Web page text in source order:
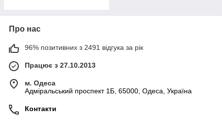
Про нас
96% позитивних з 2491 відгука за рік
Працює з 27.10.2013
м. Одеса
Адміральський проспект 1Б, 65000, Одеса, Україна
Контакти